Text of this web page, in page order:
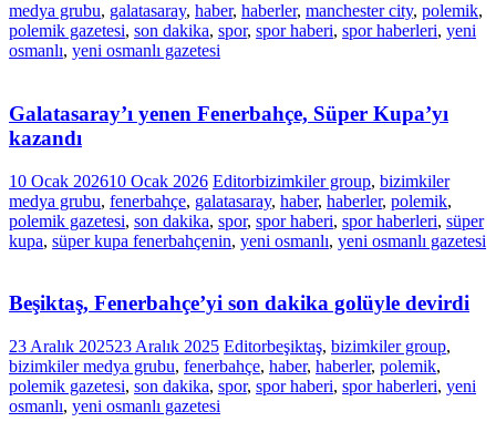
medya grubu, galatasaray, haber, haberler, manchester city, polemik,
polemik gazetesi, son dakika, spor, spor haberi, spor haberleri, yeni
osmanlı, yeni osmanlı gazetesi
Galatasaray’ı yenen Fenerbahçe, Süper Kupa’yı
kazandı
10 Ocak 202610 Ocak 2026 Editorbizimkiler group, bizimkiler
medya grubu, fenerbahçe, galatasaray, haber, haberler, polemik,
polemik gazetesi, son dakika, spor, spor haberi, spor haberleri, süper
kupa, süper kupa fenerbahçenin, yeni osmanlı, yeni osmanlı gazetesi
Beşiktaş, Fenerbahçe’yi son dakika golüyle devirdi
23 Aralık 202523 Aralık 2025 Editorbeşiktaş, bizimkiler group,
bizimkiler medya grubu, fenerbahçe, haber, haberler, polemik,
polemik gazetesi, son dakika, spor, spor haberi, spor haberleri, yeni
osmanlı, yeni osmanlı gazetesi